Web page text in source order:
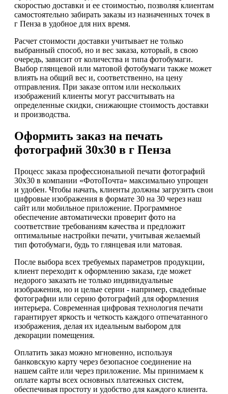
скоростью доставки и ее стоимостью, позволяя клиентам
самостоятельно забирать заказы из назначенных точек в
г Пенза в удобное для них время.
Расчет стоимости доставки учитывает не только
выбранный способ, но и вес заказа, который, в свою
очередь, зависит от количества и типа фотобумаги.
Выбор глянцевой или матовой фотобумаги также может
влиять на общий вес и, соответственно, на цену
отправления. При заказе оптом или нескольких
изображений клиенты могут рассчитывать на
определенные скидки, снижающие стоимость доставки
и производства.
Оформить заказ на печать
фотографий 30х30 в г Пенза
Процесс заказа профессиональной печати фотографий
30х30 в компании «ФотоПочта» максимально упрощен
и удобен. Чтобы начать, клиенты должны загрузить свои
цифровые изображения в формате 30 на 30 через наш
сайт или мобильное приложение. Программное
обеспечение автоматически проверит фото на
соответствие требованиям качества и предложит
оптимальные настройки печати, учитывая желаемый
тип фотобумаги, будь то глянцевая или матовая.
После выбора всех требуемых параметров продукции,
клиент переходит к оформлению заказа, где может
недорого заказать не только индивидуальные
изображения, но и целые серии - например, свадебные
фотографии или серию фотографий для оформления
интерьера. Современная цифровая технология печати
гарантирует яркость и четкость каждого отпечатанного
изображения, делая их идеальным выбором для
декорации помещения.
Оплатить заказ можно мгновенно, используя
банковскую карту через безопасное соединение на
нашем сайте или через приложение. Мы принимаем к
оплате карты всех основных платежных систем,
обеспечивая простоту и удобство для каждого клиента.